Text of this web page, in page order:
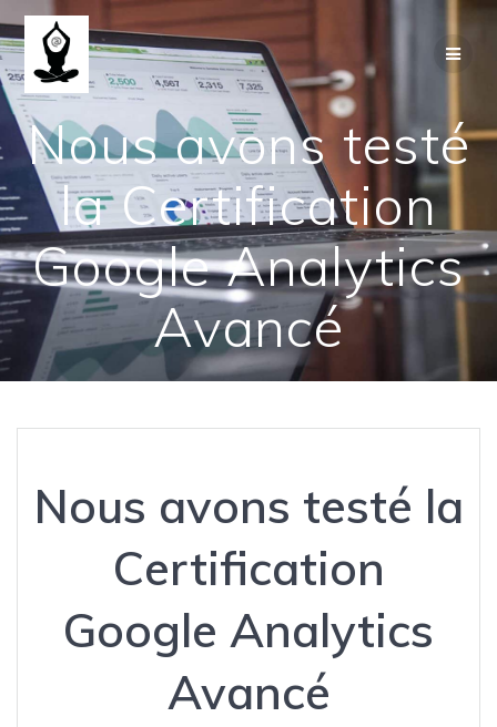
Passer
contenu
Nous avons testé
la Certification
Google Analytics
Avancé
Nous avons testé la
Certification
Google Analytics
Avancé